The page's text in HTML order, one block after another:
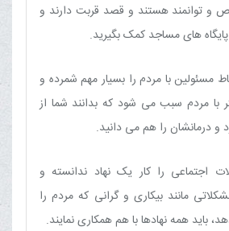
و توانمند هستند و قصد قربت دارند و
های مساجد کمک بگیرید.
مسئولین با مردم را بسیار مهم شمرده و
با مردم سبب می شود که بدانند شما از
درمانشان را هم می دانید.
اجتماعی را کار یک نهاد ندانسته و
مانند بیکاری و گرانی که مردم را
باید همه نهادها با هم همکاری نمایند.